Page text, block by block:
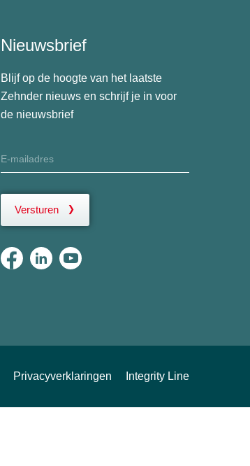
Nieuwsbrief
Blijf op de hoogte van het laatste
Zehnder nieuws en schrijf je in voor
de nieuwsbrief
Versturen
Privacyverklaringen Integrity Line